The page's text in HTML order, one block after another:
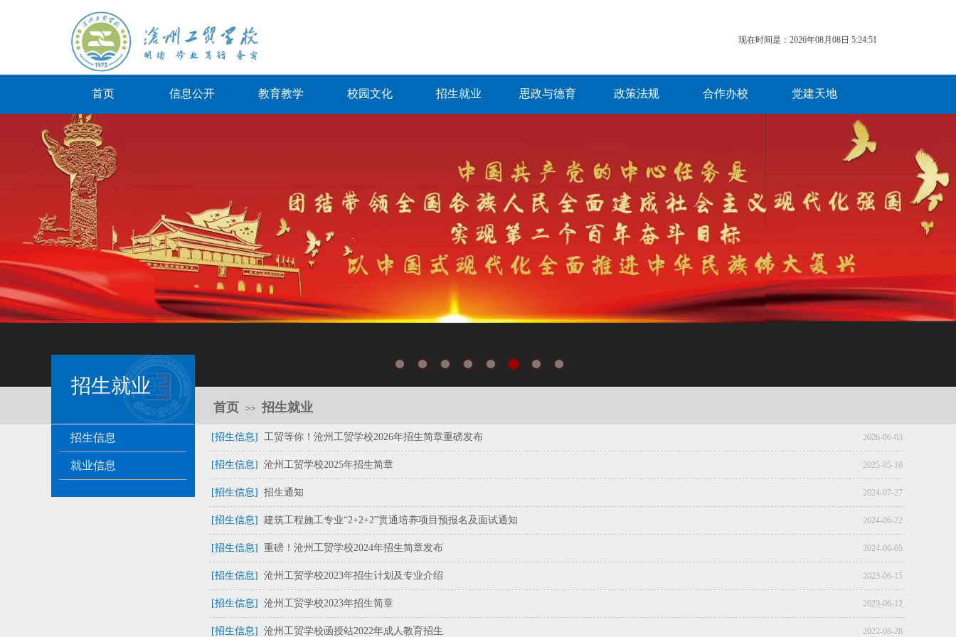
现在时间是：2026年08月08日 5:24:51
首页 信息公开 教育教学 校园文化 招生就业 思政与德育 政策法规 合作办校 党建天地
招生就业
招生信息
就业信息
首页 >> 招生就业
[招生信息] 工贸等你！沧州工贸学校2026年招生简章重磅发布 2026-06-03
[招生信息] 沧州工贸学校2025年招生简章 2025-05-10
[招生信息] 招生通知 2024-07-27
[招生信息] 建筑工程施工专业“2+2+2”贯通培养项目预报名及面试通知 2024-06-22
[招生信息] 重磅！沧州工贸学校2024年招生简章发布 2024-06-05
[招生信息] 沧州工贸学校2023年招生计划及专业介绍 2023-06-15
[招生信息] 沧州工贸学校2023年招生简章 2023-06-12
[招生信息] 沧州工贸学校函授站2022年成人教育招生 2022-08-28